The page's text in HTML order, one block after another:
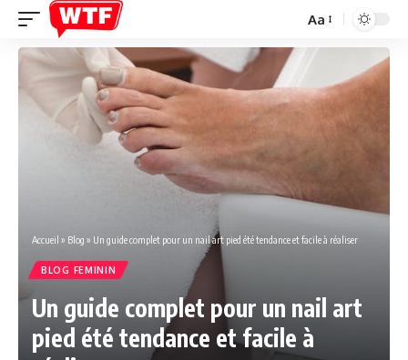
Font
Resizer
Aa
Accueil » Blog » Un guide complet pour un nail art pied été tendance et facile à réaliser
BLOG FEMININ
Un guide complet pour un nail art
pied été tendance et facile à